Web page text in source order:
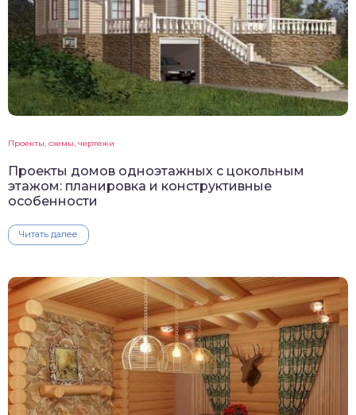
Проекты, схемы, чертежи
Проекты домов одноэтажных с цокольным
этажом: планировка и конструктивные
особенности
Читать далее